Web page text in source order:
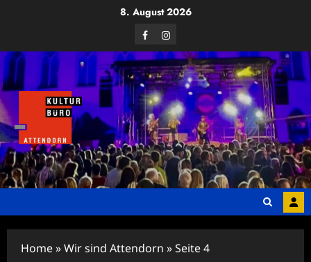
8. August 2026
FacebookInstagram
Home»Wir sind Attendorn »Seite 4